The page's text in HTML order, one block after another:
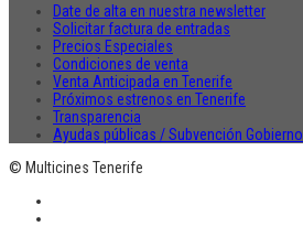
Date de alta en nuestra newsletter
Solicitar factura de entradas
Precios Especiales
Condiciones de venta
Venta Anticipada en Tenerife
Próximos estrenos en Tenerife
Transparencia
Ayudas públicas / Subvención Gobierno
© Multicines Tenerife